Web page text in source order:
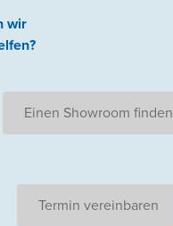
wir
?
Einen Showroom finden
Termin vereinbaren